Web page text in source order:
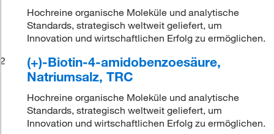
Hochreine organische Moleküle und analytische
Standards, strategisch weltweit geliefert, um
Innovation und wirtschaftlichen Erfolg zu ermöglichen.
2
(+)-Biotin-4-amidobenzoesäure,
Natriumsalz, TRC
Hochreine organische Moleküle und analytische
Standards, strategisch weltweit geliefert, um
Innovation und wirtschaftlichen Erfolg zu ermöglichen.